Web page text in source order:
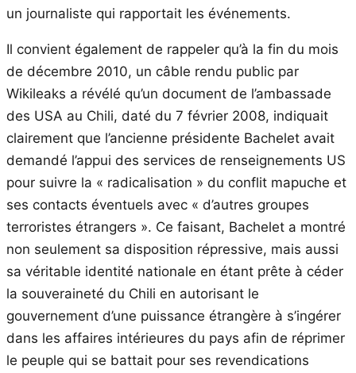
un journaliste qui rapportait les événements.
Il convient également de rappeler qu’à la fin du mois
de décembre 2010, un câble rendu public par
Wikileaks a révélé qu’un document de l’ambassade
des USA au Chili, daté du 7 février 2008, indiquait
clairement que l’ancienne présidente Bachelet avait
demandé l’appui des services de renseignements US
pour suivre la « radicalisation » du conflit mapuche et
ses contacts éventuels avec « d’autres groupes
terroristes étrangers ». Ce faisant, Bachelet a montré
non seulement sa disposition répressive, mais aussi
sa véritable identité nationale en étant prête à céder
la souveraineté du Chili en autorisant le
gouvernement d’une puissance étrangère à s’ingérer
dans les affaires intérieures du pays afin de réprimer
le peuple qui se battait pour ses revendications